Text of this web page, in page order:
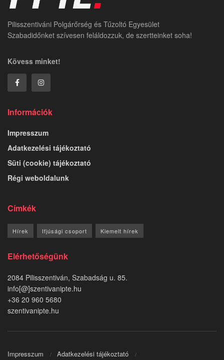
Pilisszentiváni Polgárőrség és Tűzoltó Egyesület
Szabadidőnket szívesen feláldozzuk, de szertteinket soha!
Kövess minket!
Információk
Impresszum
Adatkezelési tájékoztató
Süti (cookie) tájékoztató
Régi weboldalunk
Címkék
Hírek Ifjúsági csoport Kiemelt hírek
Elérhetőségünk
2084 Pilisszentiván, Szabadság u. 85.
info[@]szentivanipte.hu
+36 20 960 5680
szentivanipte.hu
Impresszum
Adatkezelési tájékoztató